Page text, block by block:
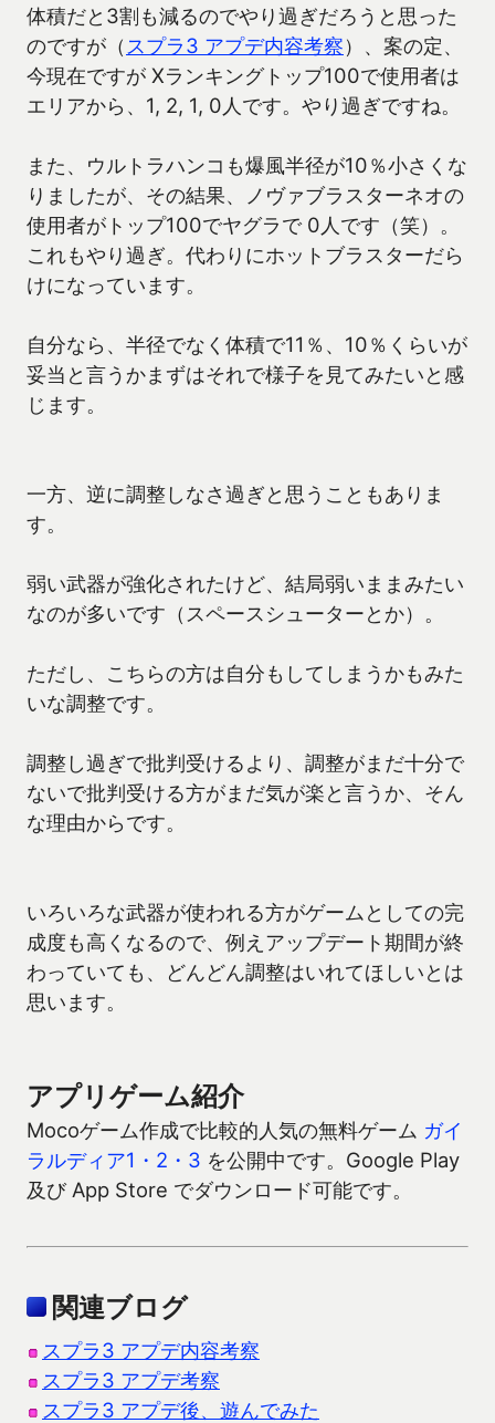
体積だと3割も減るのでやり過ぎだろうと思った
のですが（ スプラ3 アプデ内容考察）、案の定、
今現在ですが Xランキングトップ100で使用者は
エリアから、1, 2, 1, 0人です。やり過ぎですね。
また、ウルトラハンコも爆風半径が10％小さくな
りましたが、その結果、ノヴァブラスターネオの
使用者がトップ100でヤグラで 0人です（笑）。
これもやり過ぎ。代わりにホットブラスターだら
けになっています。
自分なら、半径でなく体積で11％、10％くらいが
妥当と言うかまずはそれで様子を見てみたいと感
じます。
一方、逆に調整しなさ過ぎと思うこともありま
す。
弱い武器が強化されたけど、結局弱いままみたい
なのが多いです（スペースシューターとか）。
ただし、こちらの方は自分もしてしまうかもみた
いな調整です。
調整し過ぎで批判受けるより、調整がまだ十分で
ないで批判受ける方がまだ気が楽と言うか、そん
な理由からです。
いろいろな武器が使われる方がゲームとしての完
成度も高くなるので、例えアップデート期間が終
わっていても、どんどん調整はいれてほしいとは
思います。
アプリゲーム紹介
Mocoゲーム作成で比較的人気の無料ゲーム ガイ
ラルディア1・2・3 を公開中です。Google Play
及び App Store でダウンロード可能です。
関連ブログ
スプラ3 アプデ内容考察
スプラ3 アプデ考察
スプラ3 アプデ後、遊んでみた